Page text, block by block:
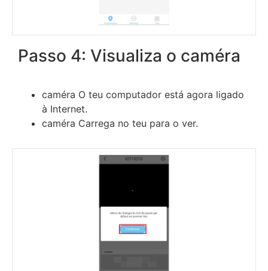
Passo 4: Visualiza o caméra
caméra O teu computador está agora ligado
à Internet.
caméra Carrega no teu para o ver.